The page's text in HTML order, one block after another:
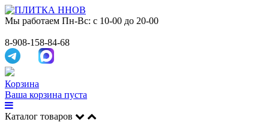
Мы работаем Пн-Вс: с 10-00 до 20-00
8-908-158-84-68
Корзина
Ваша корзина пуста
Каталог товаров